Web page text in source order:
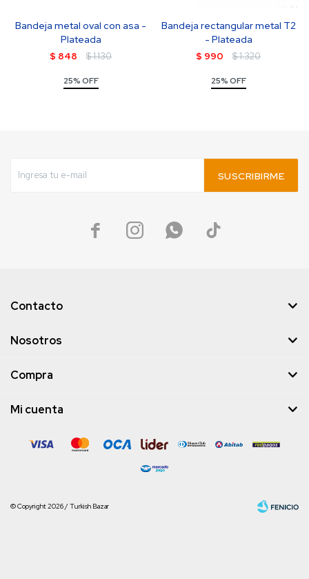
Bandeja metal oval con asa -
Plateada
$ 848 $1.130
25% OFF
Bandeja rectangular metal T2
- Plateada
$ 990 $1.320
25% OFF
SUSCRIBIRME
   
Contacto
Nosotros
Compra
Mi cuenta
© Copyright 2026 / Turkish Bazar